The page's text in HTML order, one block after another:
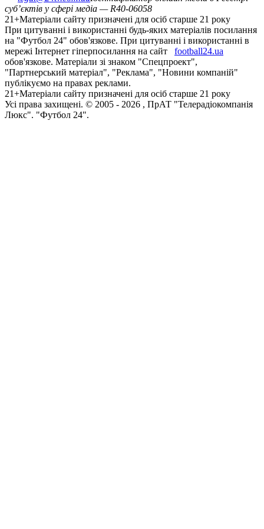
суб’єктів у сфері медіа — R40-06058
21+Матеріали сайту призначені для осіб старше 21 року
При цитуванні і використанні будь-яких матеріалів посилання
на "Футбол 24" обов'язкове. При цитуванні і використанні в
мережі Інтернет гіперпосилання на сайт
football24.ua
обов'язкове. Матеріали зі знаком "Спецпроект",
"Партнерський матеріал", "Реклама", "Новини компаній"
публікуємо на правах реклами.
21+Матеріали сайту призначені для осіб старше 21 року
Усi права захищенi. © 2005 - 2026 , ПрАТ "Телерадіокомпанія
Люкс". "Футбол 24".